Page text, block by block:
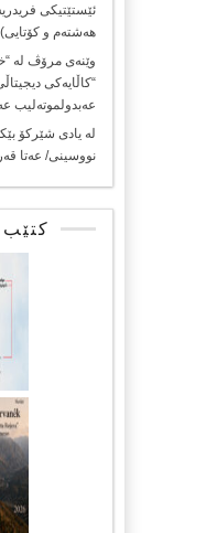
ئێستێتیکی
هەشتەم و کۆتایی)
وێنەی مرۆڤ لە
“کاڵایەکی
عەبدولموتەلیب
لە یادی شێرکۆ
نووسینی/ عەتا